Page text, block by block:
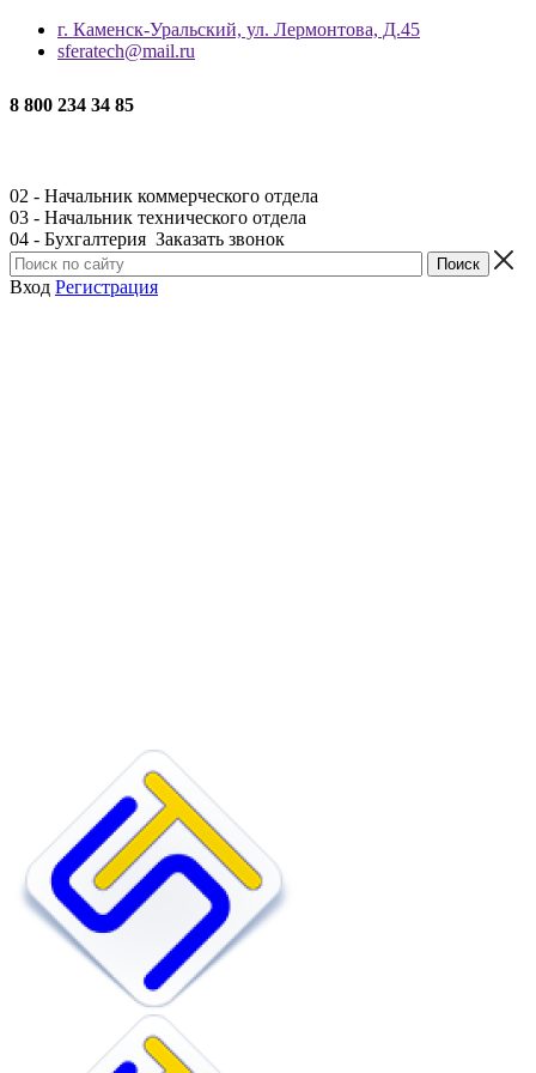
г. Каменск-Уральский, ул. Лермонтова, Д.45
sferatech@mail.ru
8 800 234 34 85
02 - Начальник коммерческого отдела
03 - Начальник технического отдела
04 - Бухгалтерия Заказать звонок
Вход Регистрация